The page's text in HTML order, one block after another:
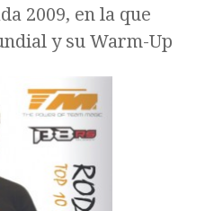
2009, en la que
y su Warm-Up